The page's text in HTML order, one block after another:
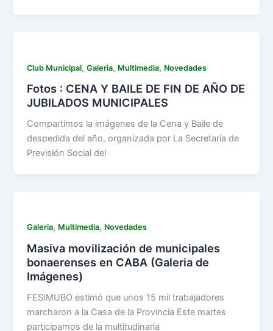
Club Municipal,Galeria, Multimedia, Novedades
Fotos : CENA Y BAILE DE FIN DE AÑO DE
JUBILADOS MUNICIPALES
Compartimos la imágenes de la Cena y Baile de
despedida del año, organizada por La Secretaría de
Previsión Social del
Galeria, Multimedia, Novedades
Masiva movilización de municipales
bonaerenses en CABA (Galeria de
Imágenes)
FESIMUBO estimó que unos 15 mil trabajadores
marcharon a la Casa de la Provincia Este martes
participamos de la multitudinaria